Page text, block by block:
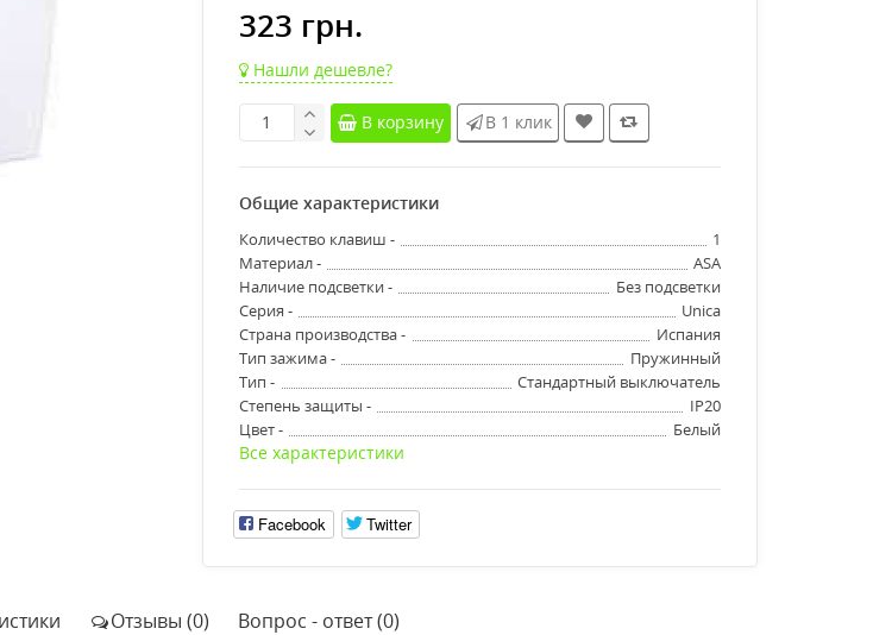
323 грн.
Нашли дешевле?
В корзину В 1 клик
Общие характеристики
Количество клавиш -
1
Материал -
ASA
Наличие подсветки -
Без подсветки
Серия -
Unica
Страна производства -
Испания
Тип зажима -
Пружинный
Тип -
Стандартный выключатель
Степень защиты -
IP20
Цвет -
Белый
Все характеристики
Facebook Twitter
Отзывы (0) Вопрос - ответ (0)